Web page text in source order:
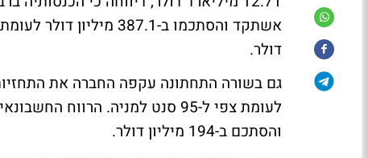
דולר.
והסתכם ב-194 מיליון דולר.